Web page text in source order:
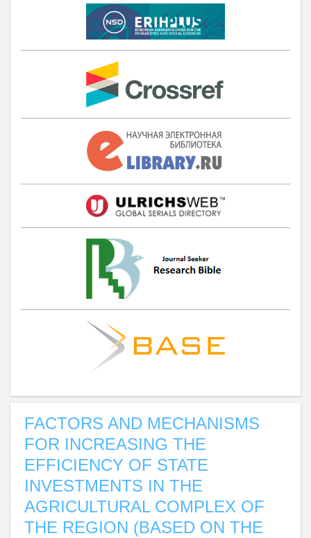
FACTORS AND MECHANISMS
FOR INCREASING THE
EFFICIENCY OF STATE
INVESTMENTS IN THE
AGRICULTURAL COMPLEX OF
THE REGION (BASED ON THE